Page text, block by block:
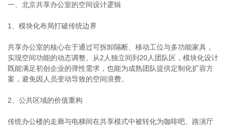
一、北京共享办公室的空间设计逻辑
1、模块化布局打破传统边界
共享办公室的核心在于通过可拆卸隔断、移动工位与多功能家具，
实现空间功能的动态调整。从2人独立间到20人团队区，模块化设计
既能满足初创企业的弹性需求，也能为成熟团队提供定制化扩容方
案，避免因人员变动导致的空间浪费。
2、公共区域的价值重构
传统办公楼的走廊与电梯间在共享模式中被转化为咖啡吧、路演厅